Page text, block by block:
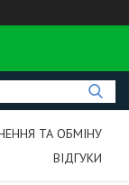
ТА ОБМІНУ
ВІДГУКИ